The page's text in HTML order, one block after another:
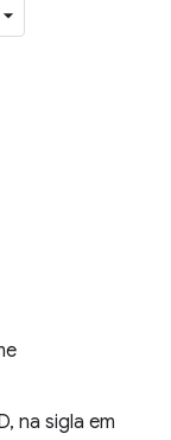
na sigla em